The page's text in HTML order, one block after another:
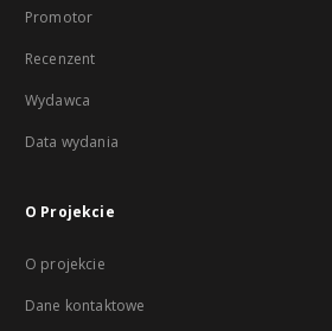
Promotor
Recenzent
Wydawca
Data wydania
O Projekcie
O projekcie
Dane kontaktowe